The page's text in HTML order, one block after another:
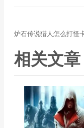
炉石传说猎人怎么打怪
相关文章